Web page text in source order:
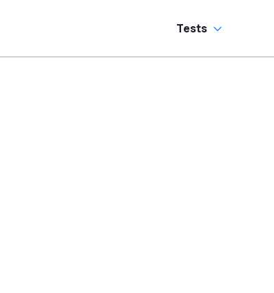
Tests